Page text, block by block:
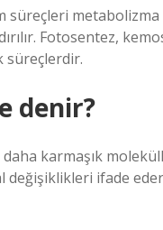
metabolizma
Fotosentez,
süreçlerdir.
denir?
karmaşık
ifade